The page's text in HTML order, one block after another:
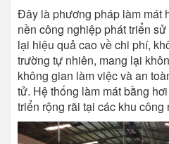
Đây là phương pháp làm mát
nền công nghiệp phát triển
lại hiệu quả cao về chi phí,
trường tự nhiên, mang lại
không gian làm việc và an
tử. Hệ thống làm mát bằng
triển rộng rãi tại các khu công